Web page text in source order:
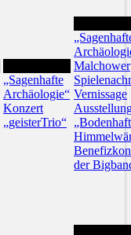
„Sagenhafte
Archäologie“
Konzert
„geisterTrio“
Malchower
Vernissage
der